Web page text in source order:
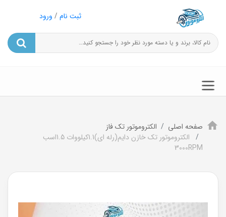
ثبت نام / ورود
صفحه اصلی
الکتروموتور تک فاز
الکتروموتور تک خازن دایم(رله ای)1.1کیلووات 1.5اسب
3000RPM